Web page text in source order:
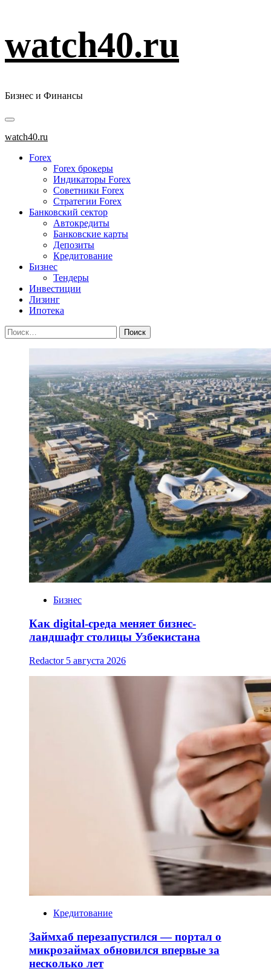
к
содержимому
watch40.ru
Бизнес и Финансы
Основное
меню
watch40.ru
Forex
Forex брокеры
Индикаторы Forex
Советники Forex
Стратегии Forex
Банковский сектор
Автокредиты
Банковские карты
Депозиты
Кредитование
Бизнес
Тендеры
Инвестиции
Лизинг
Ипотека
Найти:
Бизнес
Как digital-среда меняет бизнес-
ландшафт столицы Узбекистана
Redactor 5 августа 2026
Кредитование
Займхаб перезапустился — портал о
микрозаймах обновился впервые за
несколько лет